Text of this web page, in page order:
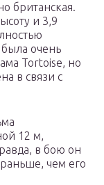
британская.
и 3,9
очень
Tortoise, но
в связи с
12 м,
в бою он
чем его